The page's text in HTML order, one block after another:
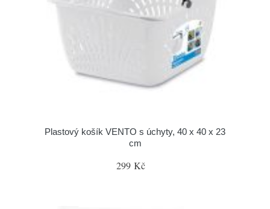
Plastový košík VENTO s úchyty, 40 x 40 x 23
cm
299 Kč